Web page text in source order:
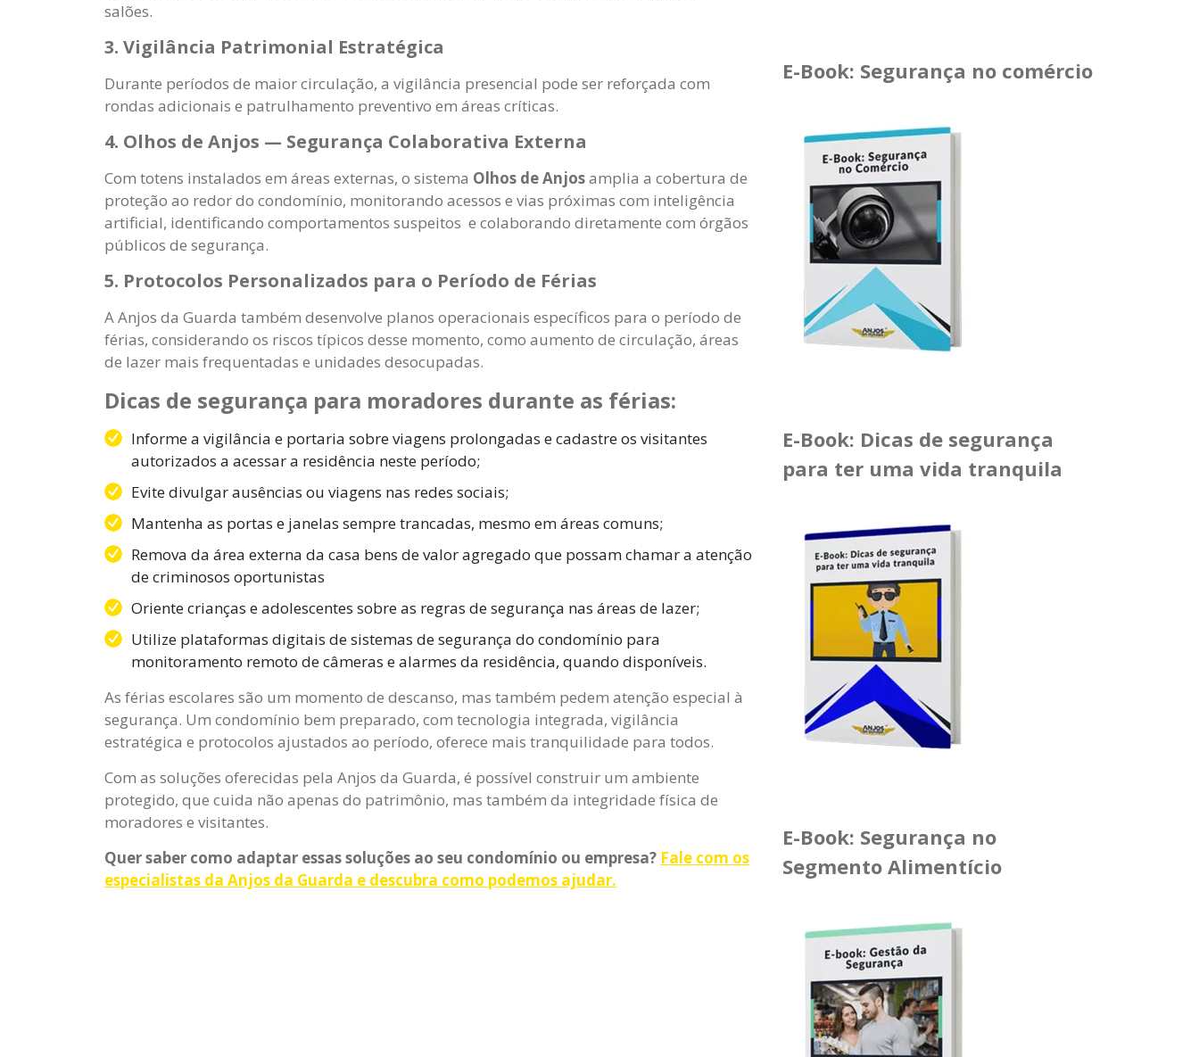
salões.
3. Vigilância Patrimonial Estratégica
Durante períodos de maior circulação, a vigilância presencial pode ser reforçada com
rondas adicionais e patrulhamento preventivo em áreas críticas.
4. Olhos de Anjos — Segurança Colaborativa Externa
Com totens instalados em áreas externas, o sistema Olhos de Anjosamplia a cobertura de
proteção ao redor do condomínio, monitorando acessos e vias próximas com inteligência
artificial, identificando comportamentos suspeitos e colaborando diretamente com órgãos
públicos de segurança.
5. Protocolos Personalizados para o Período de Férias
A Anjos da Guarda também desenvolve planos operacionais específicos para o período de
férias, considerando os riscos típicos desse momento, como aumento de circulação, áreas
de lazer mais frequentadas e unidades desocupadas.
Dicas de segurança para moradores durante as férias:
Informe a vigilância e portaria sobre viagens prolongadas e cadastre os visitantes
autorizados a acessar a residência neste período;
Evite divulgar ausências ou viagens nas redes sociais;
Mantenha as portas e janelas sempre trancadas, mesmo em áreas comuns;
Remova da área externa da casa bens de valor agregado que possam chamar a atenção
de criminosos oportunistas
Oriente crianças e adolescentes sobre as regras de segurança nas áreas de lazer;
Utilize plataformas digitais de sistemas de segurança do condomínio para
monitoramento remoto de câmeras e alarmes da residência, quando disponíveis.
As férias escolares são um momento de descanso, mas também pedem atenção especial à
segurança. Um condomínio bem preparado, com tecnologia integrada, vigilância
estratégica e protocolos ajustados ao período, oferece mais tranquilidade para todos.
Com as soluções oferecidas pela Anjos da Guarda, é possível construir um ambiente
protegido, que cuida não apenas do patrimônio, mas também da integridade física de
moradores e visitantes.
Quer saber como adaptar essas soluções ao seu condomínio ou empresa? Fale com os
especialistas da Anjos da Guarda e descubra como podemos ajudar.
E-Book: Segurança no comércio
E-Book: Dicas de segurança
para ter uma vida tranquila
E-Book: Segurança no
Segmento Alimentício